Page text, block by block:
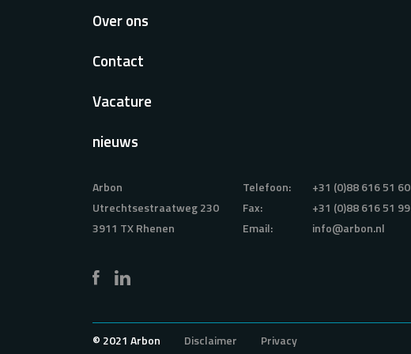
Over ons
Contact
Vacature
nieuws
Arbon
Utrechtsestraatweg 230
3911 TX Rhenen
Telefoon:
+31 (0)88 616 51 60
Fax:
+31 (0)88 616 51 99
Email:
info@arbon.nl
© 2021 Arbon Disclaimer Privacy